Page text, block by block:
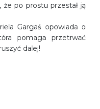
po prostu przestał ją
Gargaś opowiada o
pomaga przetrwać
dalej!